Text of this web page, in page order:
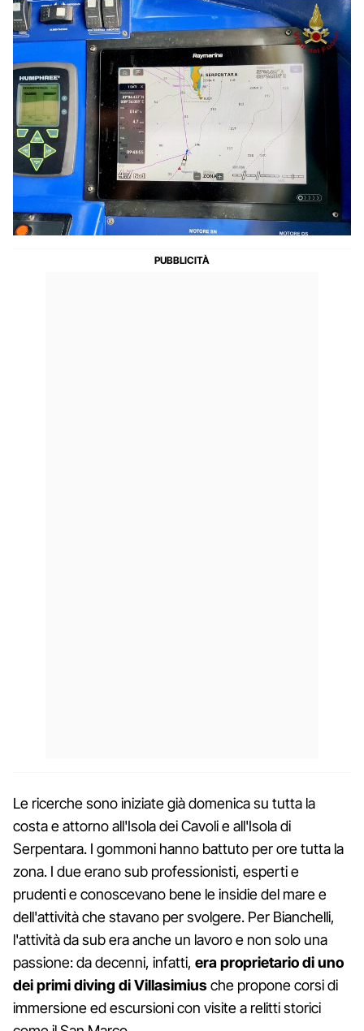
Le ricerche sono iniziate già domenica su tutta la
costa e attorno all'Isola dei Cavoli e all'Isola di
Serpentara. I gommoni hanno battuto per ore tutta la
zona. I due erano sub professionisti, esperti e
prudenti e conoscevano bene le insidie del mare e
dell'attività che stavano per svolgere. Per Bianchelli,
l'attività da sub era anche un lavoro e non solo una
passione: da decenni, infatti, era proprietario di uno
dei primi diving di Villasimiusche propone corsi di
immersione ed escursioni con visite a relitti storici